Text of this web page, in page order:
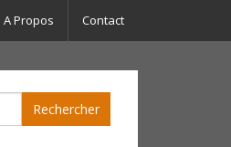
A Propos Contact